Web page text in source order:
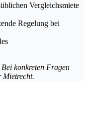
Vergleichsmiete
Regelung bei
Bei konkreten Fragen
Mietrecht.